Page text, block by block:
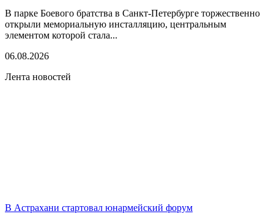
В парке Боевого братства в Санкт-Петербурге торжественно
открыли мемориальную инсталляцию, центральным
элементом которой стала...
06.08.2026
Лента новостей
В Астрахани стартовал юнармейский форум